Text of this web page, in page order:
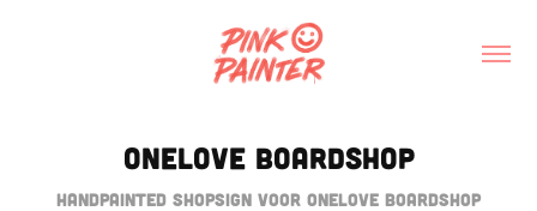
OneLove Boardshop
Handpainted shopsign voor Onelove Boardshop